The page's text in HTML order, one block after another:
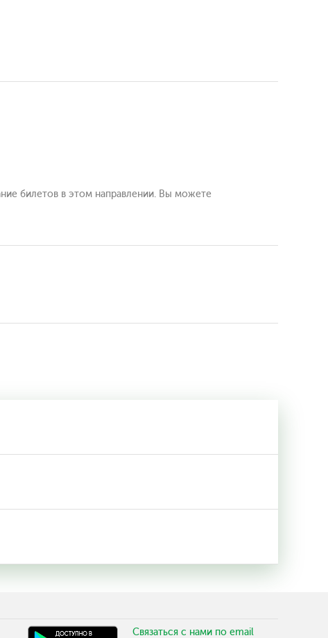
билетов в этом направлении. Вы можете
Связаться с нами по email